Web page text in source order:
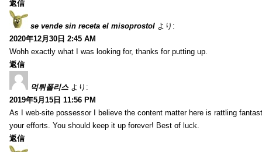
返信
se vende sin receta el misoprostol より:
2020年12月30日 2:45 AM
Wohh exactly what I was looking for, thanks for putting up.
返信
먹튀폴리스 より:
2019年5月15日 11:56 PM
As I web-site possessor I believe the content matter here is rattling
your efforts. You should keep it up forever! Best of luck.
返信